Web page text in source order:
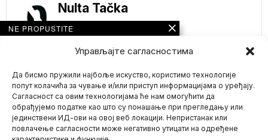
Управљајте сагласностима
Да бисмо пружили најбоље искуство, користимо технологије
попут колачића за чување и/или приступ информацијама о уређају.
Сагласност са овим технологијама ће нам омогућити да
обрађујемо податке као што су понашање при прегледању или
јединствени ИД-ови на овој веб локацији. Непристанак или
повлачење сагласности може негативно утицати на одређене
Nulta Tačka
Mario zna Youtube
NE PROPUSTITE
Елите Силицијумске
долине улажу
забрањена
истраживања
генетички
модификоване деце
Моћници из
Силицијумске долине
улажу милионе у нову